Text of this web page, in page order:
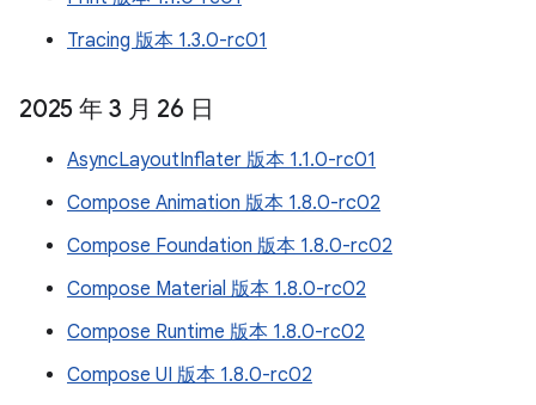
Tracing 版本 1.3.0-rc01
2025 年 3 月 26 日
AsyncLayoutInflater 版本 1.1.0-rc01
Compose Animation 版本 1.8.0-rc02
Compose Foundation 版本 1.8.0-rc02
Compose Material 版本 1.8.0-rc02
Compose Runtime 版本 1.8.0-rc02
Compose UI 版本 1.8.0-rc02